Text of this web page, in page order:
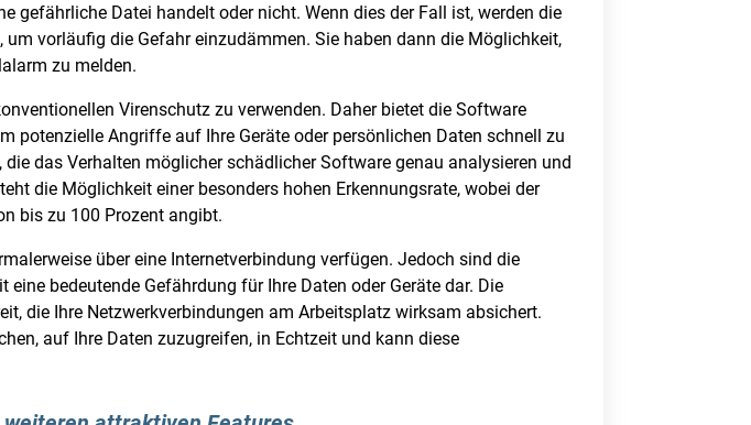
gefährliche Datei handelt oder nicht. Wenn dies der Fall ist, werden die
vorläufig die Gefahr einzudämmen. Sie haben dann die Möglichkeit,
zu melden.
Virenschutz zu verwenden. Daher bietet die Software
potenzielle Angriffe auf Ihre Geräte oder persönlichen Daten schnell zu
das Verhalten möglicher schädlicher Software genau analysieren und
die Möglichkeit einer besonders hohen Erkennungsrate, wobei der
bis zu 100 Prozent angibt.
über eine Internetverbindung verfügen. Jedoch sind die
bedeutende Gefährdung für Ihre Daten oder Geräte dar. Die
die Ihre Netzwerkverbindungen am Arbeitsplatz wirksam absichert.
auf Ihre Daten zuzugreifen, in Echtzeit und kann diese